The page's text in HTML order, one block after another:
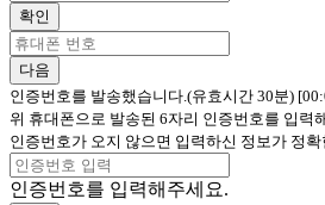
확인
다음
인증번호를 발송했습니다.(유효시간 30분)
위 휴대폰으로 발송된 6자리 인증번호를 입력
인증번호가 오지 않으면 입력하신 정보가 정확
인증번호를 입력해주세요.